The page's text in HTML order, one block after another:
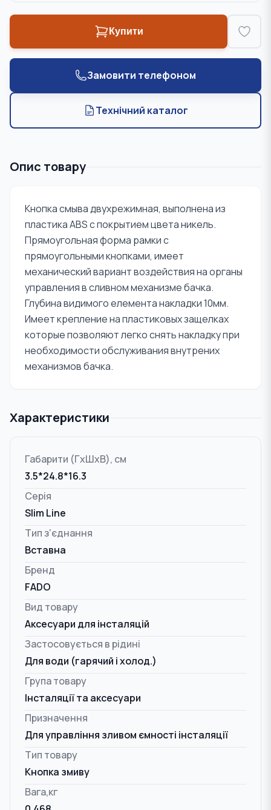
Купити
Замовити телефоном
Технічний каталог
Опис товару
Кнопка смыва двухрежимная, выполнена из
пластика ABS с покрытием цвета никель.
Прямоугольная форма рамки с
прямоугольными кнопками, имеет
механический вариант воздействия на органы
управления в сливном механизме бачка.
Глубина видимого елемента накладки 10мм.
Имеет крепление на пластиковых защелках
которые позволяют легко снять накладку при
необходимости обслуживания внутрених
механизмов бачка.
Характеристики
Габарити (ГxШxВ), см
3.5*24.8*16.3
Серія
Slim Line
Тип з'єднання
Вставна
Бренд
FADO
Вид товару
Аксесуари для інсталяцій
Застосовується в рідині
Для води (гарячий і холод.)
Група товару
Інсталяції та аксесуари
Призначення
Для управління зливом ємності інсталяції
Тип товару
Кнопка змиву
Вага,кг